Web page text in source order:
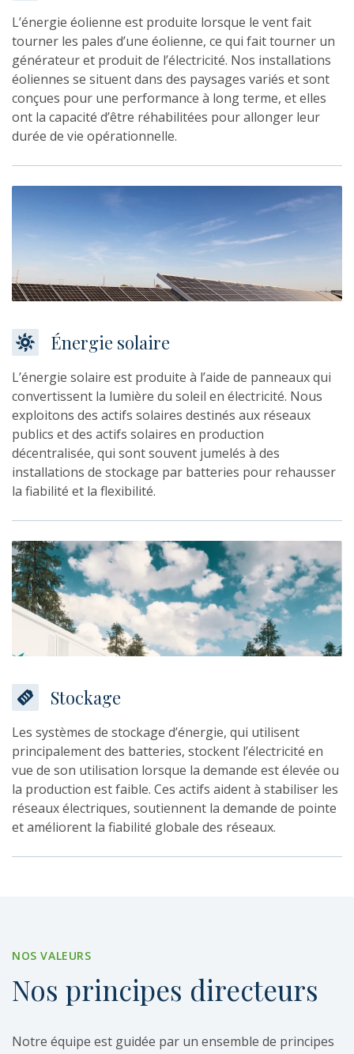
L’énergie éolienne est produite lorsque le vent fait
tourner les pales d’une éolienne, ce qui fait tourner un
générateur et produit de l’électricité. Nos installations
éoliennes se situent dans des paysages variés et sont
conçues pour une performance à long terme, et elles
ont la capacité d’être réhabilitées pour allonger leur
durée de vie opérationnelle.
Énergie solaire
L’énergie solaire est produite à l’aide de panneaux qui
convertissent la lumière du soleil en électricité. Nous
exploitons des actifs solaires destinés aux réseaux
publics et des actifs solaires en production
décentralisée, qui sont souvent jumelés à des
installations de stockage par batteries pour rehausser
la fiabilité et la flexibilité.
Stockage
Les systèmes de stockage d’énergie, qui utilisent
principalement des batteries, stockent l’électricité en
vue de son utilisation lorsque la demande est élevée ou
la production est faible. Ces actifs aident à stabiliser les
réseaux électriques, soutiennent la demande de pointe
et améliorent la fiabilité globale des réseaux.
NOS VALEURS
Nos principes directeurs
Notre équipe est guidée par un ensemble de principes